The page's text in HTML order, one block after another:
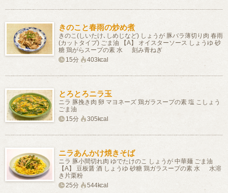
きのこと春雨の炒め煮
きのこ(しいたけ､しめじなど) しょうが 豚バラ薄切り肉 春雨
(カットタイプ) ごま油 【A】 オイスターソース しょうゆ 砂
糖 鶏がらスープの素 水 刻み青ねぎ
15分
403kcal
とろとろニラ玉
ニラ 豚挽き肉 卵 マヨネーズ 鶏ガラスープの素 塩 こしょう
ごま油
15分
305kcal
ニラあんかけ焼きそば
ニラ 豚小間切れ肉 ゆでたけのこ しょうが 中華麺 ごま油
【A】 豆板醤 酒 しょうゆ 砂糖 鶏ガラスープの素 水 水溶
き片栗粉
25分
544kcal